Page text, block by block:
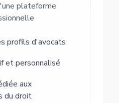
plateforme
profils d'avocats
et personnalisé
aux
du droit